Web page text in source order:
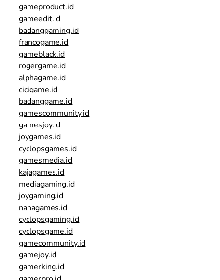
gameproduct.id
gameedit.id
badanggaming.id
francogame.id
gameblack.id
rogergame.id
alphagame.id
cicigame.id
badanggame.id
gamescommunity.id
gamesjoy.id
joygames.id
cyclopsgames.id
gamesmedia.id
kajagames.id
mediagaming.id
joygaming.id
nanagames.id
cyclopsgaming.id
cyclopsgame.id
gamecommunity.id
gamejoy.id
gamerking.id